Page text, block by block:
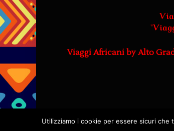
"
Viaggi Africani by Alto
Utilizziamo i cookie per essere sicuri